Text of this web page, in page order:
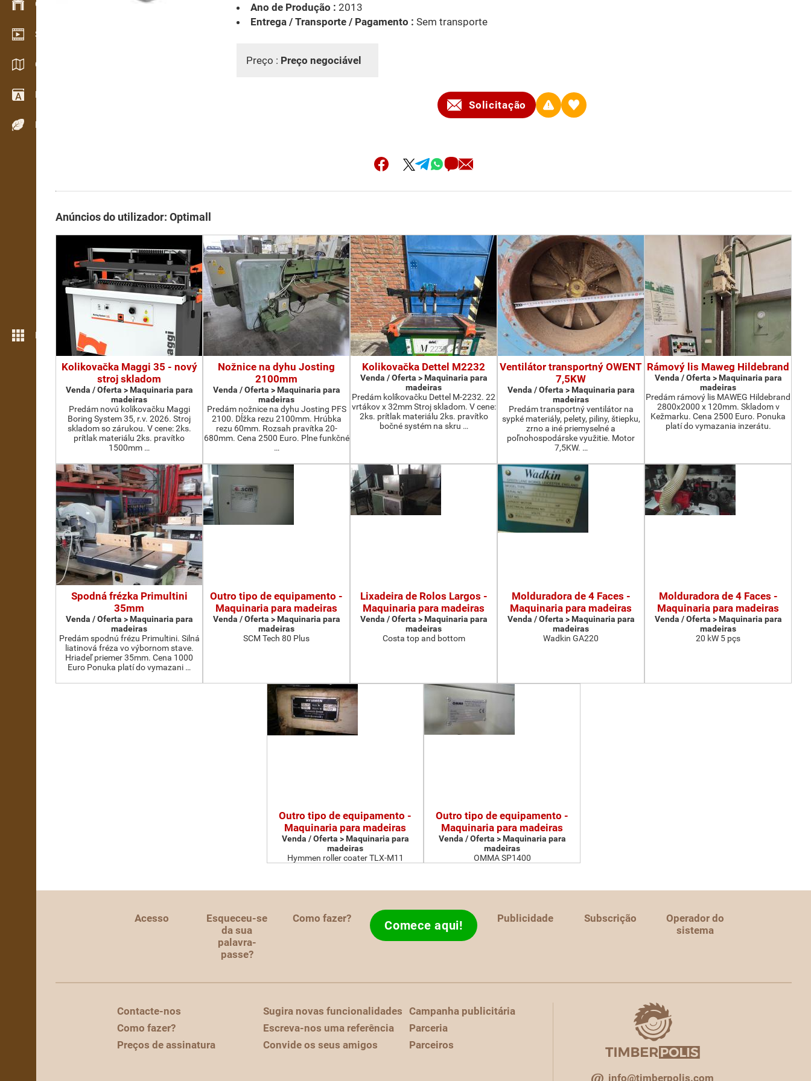
Gestão de stocks
Showroom de vídeo
Catálogos / Brochuras
Dicionário
Espécies de madeira
Mais funcionalidades
Ano de Produção : 2013
Entrega / Transporte / Pagamento : Sem transporte
Preço : Preço negociável
Solicitação
Anúncios do utilizador: Optimall
Kolikovačka Maggi 35 - nový
stroj skladom
Venda / Oferta > Maquinaria para
madeiras
Predám novú kolíkovačku Maggi
Boring System 35, r.v. 2026. Stroj
skladom so zárukou. V cene: 2ks.
prítlak materiálu 2ks. pravítko
1500mm …
Nožnice na dyhu Josting
2100mm
Venda / Oferta > Maquinaria para
madeiras
Predám nožnice na dyhu Josting PFS
2100. Dĺžka rezu 2100mm. Hrúbka
rezu 60mm. Rozsah pravítka 20-
680mm. Cena 2500 Euro. Plne funkčné
…
Kolikovačka Dettel M2232
Venda / Oferta > Maquinaria para
madeiras
Predám kolíkovačku Dettel M-2232. 22
vrtákov x 32mm Stroj skladom. V cene:
2ks. prítlak materiálu 2ks. pravítko
bočné systém na skru …
Ventilátor transportný OWENT
7,5KW
Venda / Oferta > Maquinaria para
madeiras
Predám transportný ventilátor na
sypké materiály, pelety, piliny, štiepku,
zrno a iné priemyselné a
poľnohospodárske využitie. Motor
7,5KW. …
Rámový lis Maweg Hildebrand
Venda / Oferta > Maquinaria para
madeiras
Predám rámový lis MAWEG Hildebrand
2800x2000 x 120mm. Skladom v
Kežmarku. Cena 2500 Euro. Ponuka
platí do vymazania inzerátu.
Spodná frézka Primultini
35mm
Venda / Oferta > Maquinaria para
madeiras
Predám spodnú frézu Primultini. Silná
liatinová fréza vo výbornom stave.
Hriadeľ priemer 35mm. Cena 1000
Euro Ponuka platí do vymazani …
Outro tipo de equipamento -
Maquinaria para madeiras
Venda / Oferta > Maquinaria para
madeiras
SCM Tech 80 Plus
Lixadeira de Rolos Largos -
Maquinaria para madeiras
Venda / Oferta > Maquinaria para
madeiras
Costa top and bottom
Molduradora de 4 Faces -
Maquinaria para madeiras
Venda / Oferta > Maquinaria para
madeiras
Wadkin GA220
Molduradora de 4 Faces -
Maquinaria para madeiras
Venda / Oferta > Maquinaria para
madeiras
20 kW 5 pçs
Outro tipo de equipamento -
Maquinaria para madeiras
Venda / Oferta > Maquinaria para
madeiras
Hymmen roller coater TLX-M11
Outro tipo de equipamento -
Maquinaria para madeiras
Venda / Oferta > Maquinaria para
madeiras
OMMA SP1400
Acesso
Esqueceu-se
da sua
palavra-
passe?
Como fazer? Comece aqui! Publicidade Subscrição
Operador do
sistema
Contacte-nos
Como fazer?
Preços de assinatura
Sugira novas funcionalidades
Escreva-nos uma referência
Convide os seus amigos
Campanha publicitária
Parceria
Parceiros
info@timberpolis.com